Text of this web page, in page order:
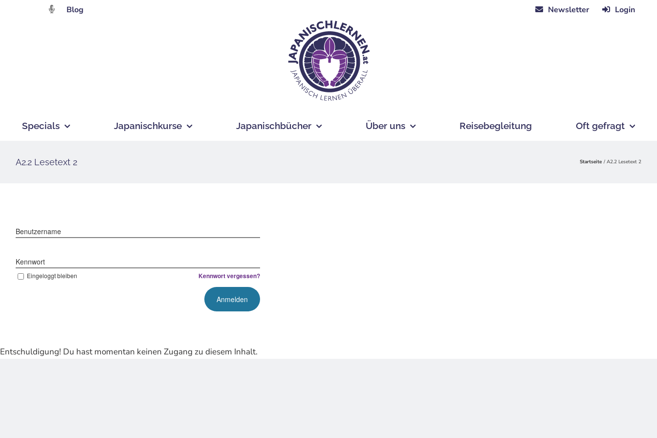
Blog Newsletter Login
Specials Japanischkurse Japanischbücher Über uns Reisebegleitung Oft gefragt
A2.2 Lesetext 2 Startseite A2.2 Lesetext 2
Benutzername
Kennwort
Eingeloggt bleiben Kennwort vergessen?
Entschuldigung! Du hast momentan keinen Zugang zu diesem Inhalt.